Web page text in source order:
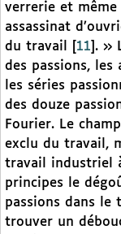
verrerie et
assassinat
du travail
11 . »
des passions, les
les séries
des douze
Fourier. Le
exclu du travail,
travail industriel
principes le
passions dans le
trouver un